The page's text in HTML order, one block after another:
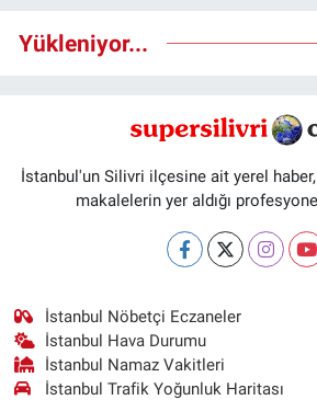
Yükleniyor...
İstanbul'un Silivri ilçesine ait yerel
makalelerin yer aldığı
İstanbul Nöbetçi Eczaneler
İstanbul Hava Durumu
İstanbul Namaz Vakitleri
İstanbul Trafik Yoğunluk Haritası